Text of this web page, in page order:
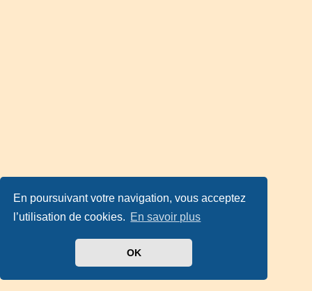
En poursuivant votre navigation, vous acceptez
l’utilisation de cookies. En savoir plus
OK